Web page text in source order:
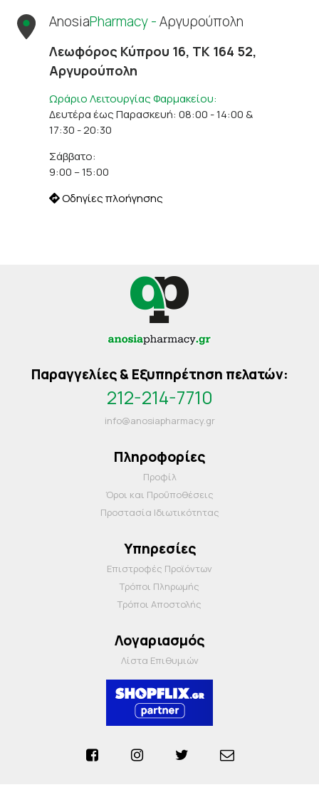
AnosiaPharmacy -Αργυρούπολη
Λεωφόρος Κύπρου 16, ΤΚ 164 52,
Αργυρούπολη
Ωράριο Λειτουργίας Φαρμακείου:
Δευτέρα έως Παρασκευή: 08:00 - 14:00 &
17:30 - 20:30
Σάββατο:
9:00 – 15:00
Οδηγίες πλοήγησης
Παραγγελίες & Εξυπηρέτηση πελατών:
212-214-7710
info@anosiapharmacy.gr
Πληροφορίες
Προφίλ
Όροι και Προΰποθέσεις
Προστασία Ιδιωτικότητας
Υπηρεσίες
Επιστροφές Προϊόντων
Τρόποι Πληρωμής
Τρόποι Αποστολής
Λογαριασμός
Λίστα Επιθυμιών